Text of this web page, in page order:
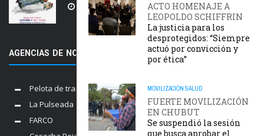
ACTO HOMENAJE A
LEOPOLDO SCHIFFRIN
La justicia para los
desprotegidos: “Siempre
actuó por convicción y
por ética”
MOVILIZACIÓN SALUD
FUERTE MOVILIZACIÓN
EN CHUBUT
Se suspendió la sesión
que busca aprobar el
5 AGOSTO, 2026
AGENCIAS DE NOTICIAS AMIGAS
Pelota de trapo
La Pulseada
FARCO